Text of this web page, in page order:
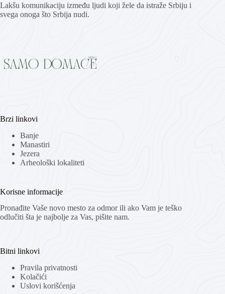
Lakšu komunikaciju između ljudi koji žele da istraže Srbiju i
svega onoga što Srbija nudi.
Brzi linkovi
Banje
Manastiri
Jezera
Arheološki lokaliteti
Korisne informacije
Pronađite Vaše novo mesto za odmor ili ako Vam je teško
odlučiti šta je najbolje za Vas, pišite nam.
Bitni linkovi
Pravila privatnosti
Kolačići
Uslovi korišćenja